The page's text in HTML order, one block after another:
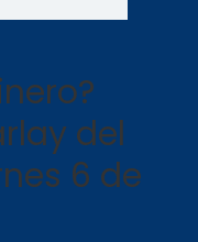
del
6 de